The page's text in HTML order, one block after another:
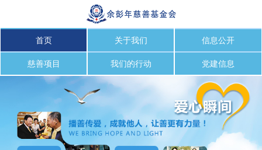
首页 关于我们 信息公开
慈善项目 我们的行动 党建信息